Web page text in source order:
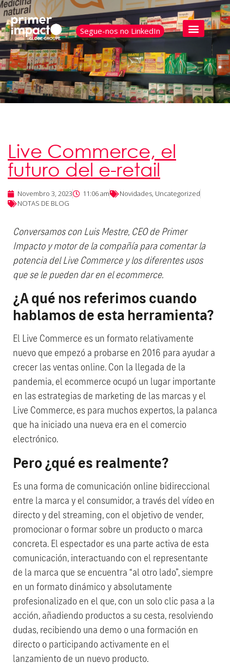
Segue-nos no LinkedIn
Live Commerce, el
futuro del e-retail
Novembro 3, 2023 11:06 am Novidades, Uncategorized
NOTAS DE BLOG
Conversamos con Luis Mestre, CEO de Primer
Impacto y motor de la compañía para comentar la
potencia del Live Commerce y los diferentes usos
que se le pueden dar en el ecommerce.
¿A qué nos referimos cuando
hablamos de esta herramienta?
El Live Commerce es un formato relativamente
nuevo que empezó a probarse en 2016 para ayudar a
crecer las ventas online. Con la llegada de la
pandemia, el ecommerce ocupó un lugar importante
en las estrategias de marketing de las marcas y el
Live Commerce, es para muchos expertos, la palanca
que ha iniciado una nueva era en el comercio
electrónico.
Pero ¿qué es realmente?
Es una forma de comunicación online bidireccional
entre la marca y el consumidor, a través del vídeo en
directo y del streaming, con el objetivo de vender,
promocionar o formar sobre un producto o marca
concreta. El espectador es una parte activa de esta
comunicación, interactuando con el representante
de la marca que se encuentra “al otro lado”, siempre
en un formato dinámico y absolutamente
profesionalizado en el que, con un solo clic pasa a la
acción, añadiendo productos a su cesta, resolviendo
dudas, recibiendo una demo o una formación en
directo o participando activamente en el
lanzamiento de un nuevo producto.